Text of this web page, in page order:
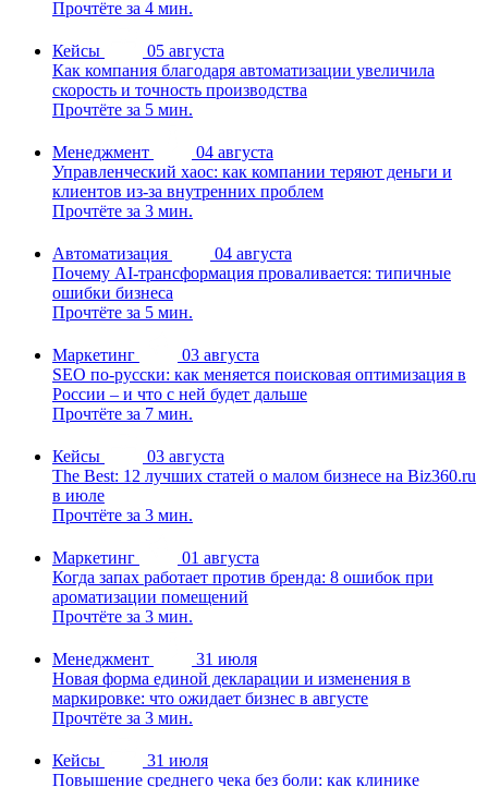
Прочтёте за 4 мин.
Кейсы
05 августа
Как компания благодаря автоматизации увеличила
скорость и точность производства
Прочтёте за 5 мин.
Менеджмент
04 августа
Управленческий хаос: как компании теряют деньги и
клиентов из-за внутренних проблем
Прочтёте за 3 мин.
Автоматизация
04 августа
Почему AI-трансформация проваливается: типичные
ошибки бизнеса
Прочтёте за 5 мин.
Маркетинг
03 августа
SEO по-русски: как меняется поисковая оптимизация в
России – и что с ней будет дальше
Прочтёте за 7 мин.
Кейсы
03 августа
The Best: 12 лучших статей о малом бизнесе на Biz360.ru
в июле
Прочтёте за 3 мин.
Маркетинг
01 августа
Когда запах работает против бренда: 8 ошибок при
ароматизации помещений
Прочтёте за 3 мин.
Менеджмент
31 июля
Новая форма единой декларации и изменения в
маркировке: что ожидает бизнес в августе
Прочтёте за 3 мин.
Кейсы
31 июля
Повышение среднего чека без боли: как клинике